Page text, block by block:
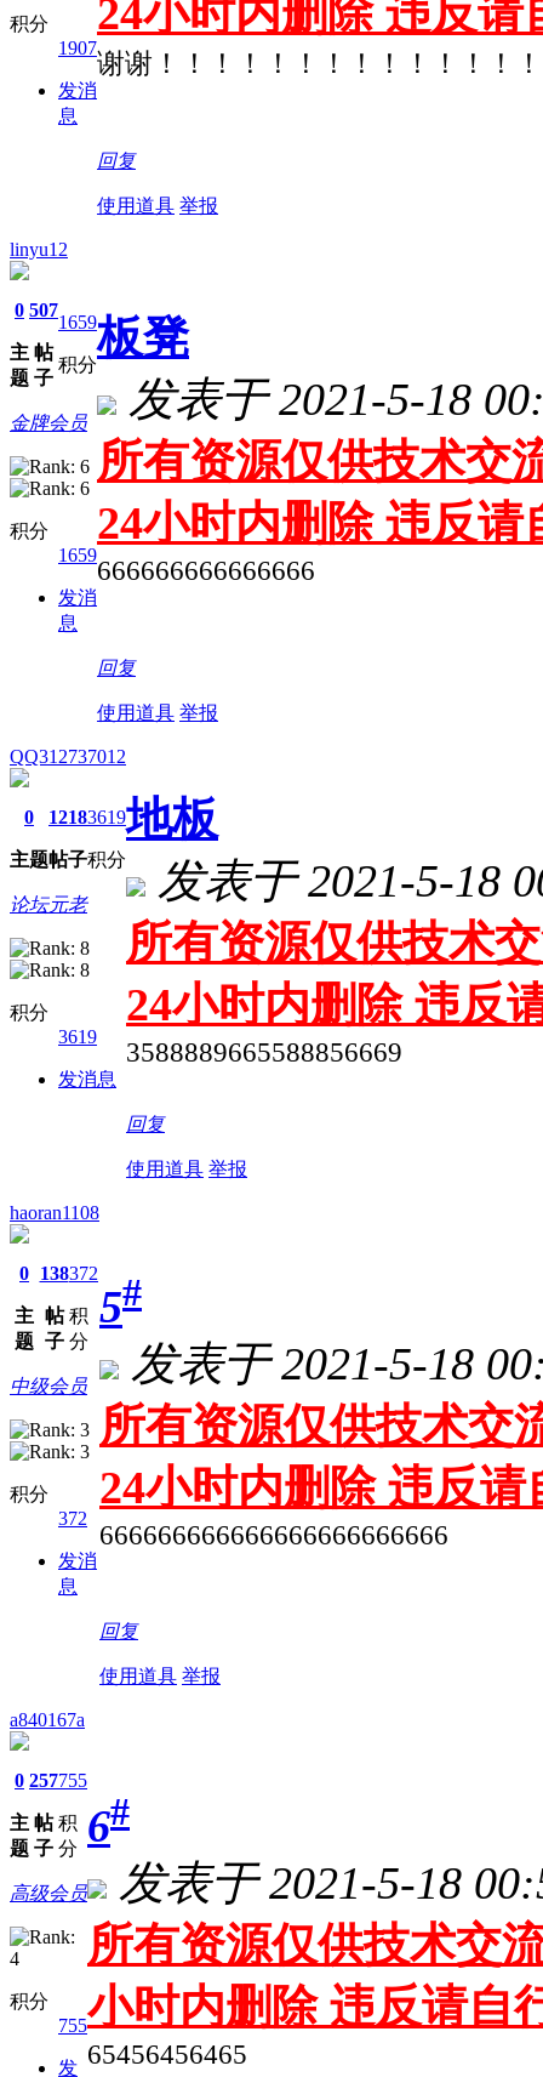
积分
1907
发消
息
24小时内删除 违反
谢谢！！！！！！！！！！！！！
回复
使用道具 举报
linyu12
0
主
题
507
帖
子
1659
积分
金牌会员
积分
1659
发消
息
板凳
发表于 2021-5-18
所有资源仅供技术交
24小时内删除 违反
666666666666666
回复
使用道具 举报
QQ312737012
0
主题
1218
帖子
3619
积分
论坛元老
积分
3619
发消息
地板
发表于 2021-5-18
所有资源仅供技术
24小时内删除 违反
3588889665588856669
回复
使用道具 举报
haoran1108
0
主
题
138
帖
子
372
积
分
中级会员
积分
372
发消
息
5#
发表于 2021-5-18
所有资源仅供技术交
24小时内删除 违反
666666666666666666666666
回复
使用道具 举报
a840167a
0
主
题
257
帖
子
755
积
分
高级会员
积分
755
发
6#
发表于 2021-5-18
所有资源仅供技术交
小时内删除 违反请自
65456456465